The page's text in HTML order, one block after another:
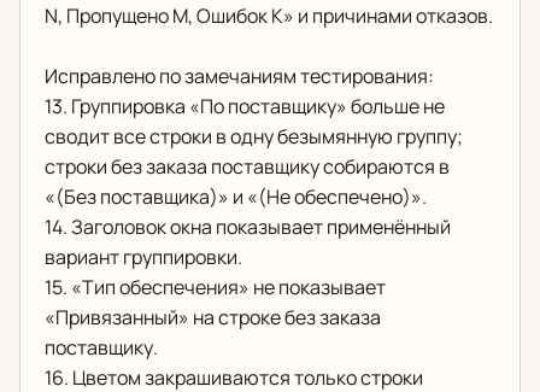
N, Пропущено M, Ошибок K» и причинами отказов.
Исправлено по замечаниям тестирования:
13. Группировка «По поставщику» больше не
сводит все строки в одну безымянную группу;
строки без заказа поставщику собираются в
«(Без поставщика)» и «(Не обеспечено)».
14. Заголовок окна показывает применённый
вариант группировки.
15. «Тип обеспечения» не показывает
«Привязанный» на строке без заказа
поставщику.
16. Цветом закрашиваются только строки